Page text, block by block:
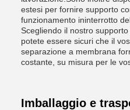
estesi per fornire supporto
funzionamento ininterrotto
Scegliendo il nostro
potete essere sicuri che il
separazione a membrana
costante, su misura per le
Imballaggio e